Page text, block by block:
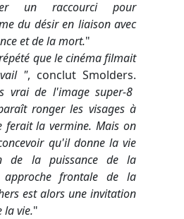
un raccourci pour
du désir en liaison avec
et de la mort."
que le cinéma filmait
", conclut Smolders.
vrai de l'image super-8
ronger les visages à
ferait la vermine. Mais on
qu'il donne la vie
de la puissance de la
approche frontale de la
est alors une invitation
la vie."